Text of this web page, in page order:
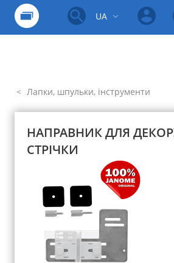
UA
Лапки, шпульки, інструменти
НАПРАВНИК ДЛЯ
СТРІЧКИ